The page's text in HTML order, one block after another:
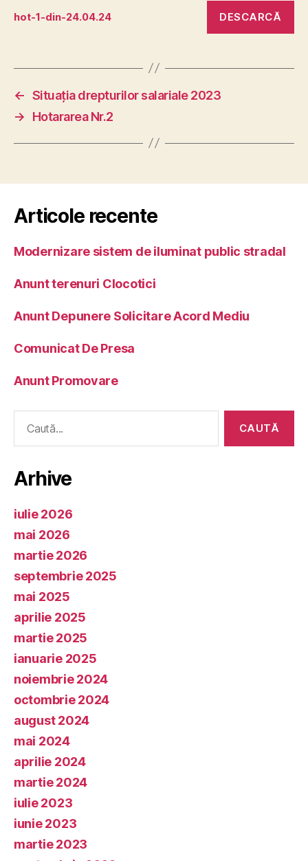
hot-1-din-24.04.24 DESCARCĂ
← Situația drepturilor salariale 2023
→
Hotararea Nr.2
Articole recente
Modernizare sistem de iluminat public stradal
Anunt terenuri Clocotici
Anunt Depunere Solicitare Acord Mediu
Comunicat De Presa
Anunt Promovare
după:
Arhive
iulie 2026
mai 2026
martie 2026
septembrie 2025
mai 2025
aprilie 2025
martie 2025
ianuarie 2025
noiembrie 2024
octombrie 2024
august 2024
mai 2024
aprilie 2024
martie 2024
iulie 2023
iunie 2023
martie 2023